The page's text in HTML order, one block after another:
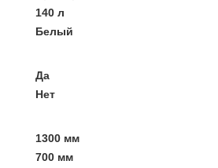
140 л
Белый
Да
Нет
1300 мм
700 мм